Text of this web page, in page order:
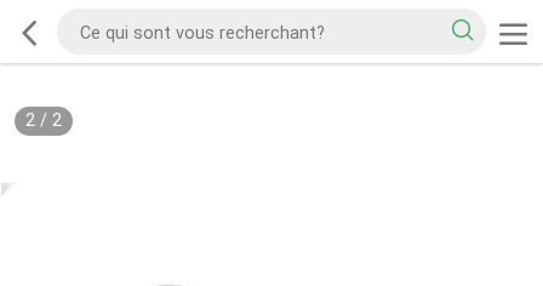
2/ 2